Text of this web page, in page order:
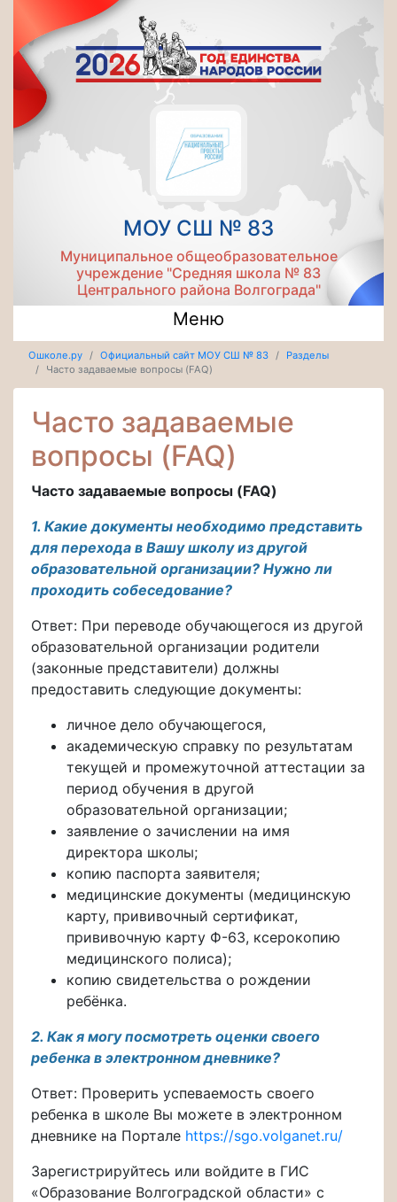
МОУ СШ № 83
Муниципальное общеобразовательное
учреждение "Средняя школа № 83
Центрального района Волгограда"
Меню
Ошколе.ру Официальный сайт МОУ СШ № 83
Разделы
Часто задаваемые вопросы (FAQ)
Часто задаваемые
вопросы (FAQ)
Часто задаваемые вопросы (FAQ)
1. Какие документы необходимо представить
для перехода в Вашу школу из другой
образовательной организации? Нужно ли
проходить собеседование?
Ответ: При переводе обучающегося из другой
образовательной организации родители
(законные представители) должны
предоставить следующие документы:
личное дело обучающегося,
академическую справку по результатам
текущей и промежуточной аттестации за
период обучения в другой
образовательной организации;
заявление о зачислении на имя
директора школы;
копию паспорта заявителя;
медицинские документы (медицинскую
карту, прививочный сертификат,
прививочную карту Ф-63, ксерокопию
медицинского полиса);
копию свидетельства о рождении
ребёнка.
2. Как я могу посмотреть оценки своего
ребенка в электронном дневнике?
Ответ: Проверить успеваемость своего
ребенка в школе Вы можете в электронном
дневнике на Портале https://sgo.volganet.ru/
Зарегистрируйтесь или войдите в ГИС
«Образование Волгоградской области» с